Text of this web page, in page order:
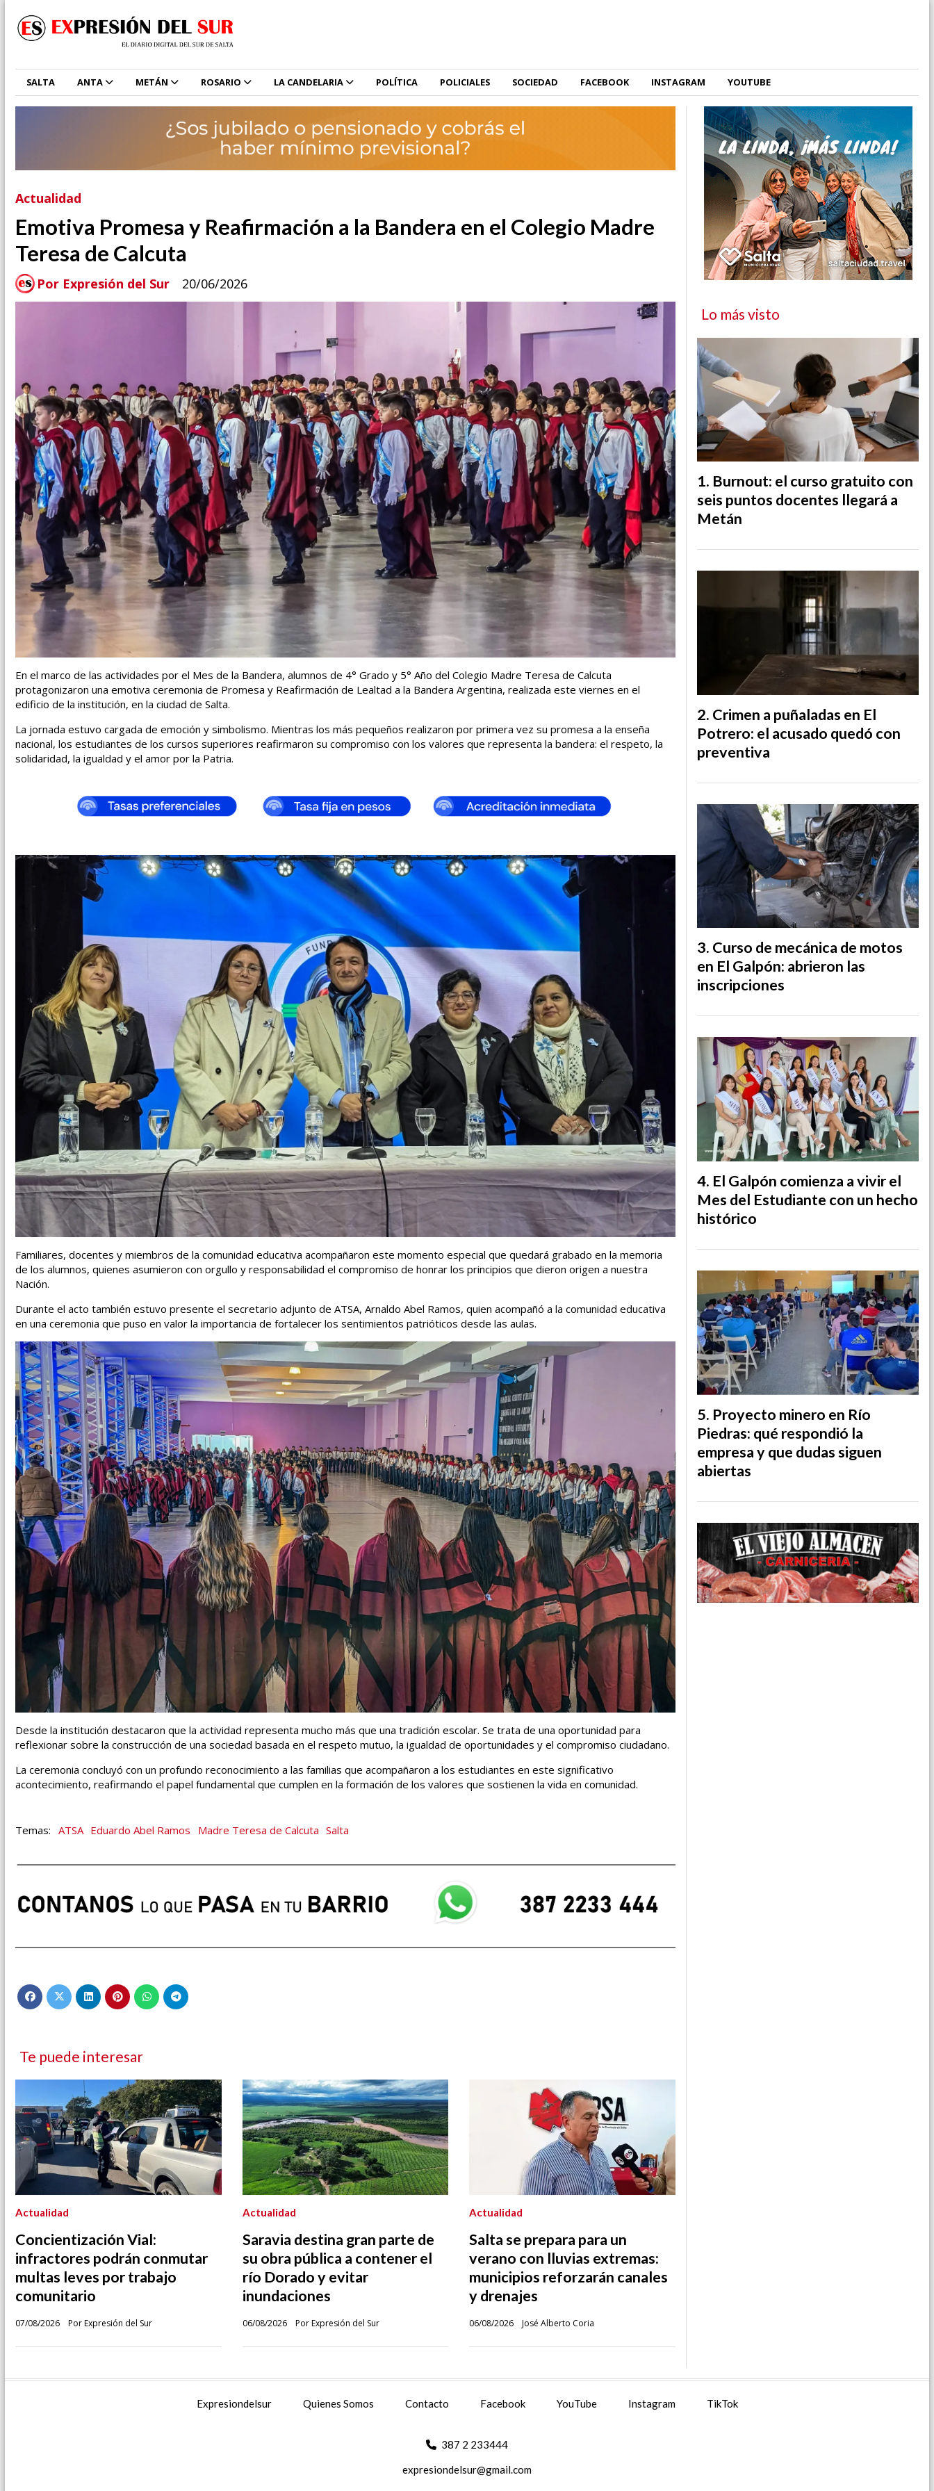
SALTA ANTA METÁN ROSARIO LA CANDELARIA POLÍTICA POLICIALES SOCIEDAD FACEBOOK INSTAGRAM YOUTUBE
Emotiva Promesa y Reafirmación a la Bandera en el Colegio Madre
Teresa de Calcuta
Actualidad
20/06/2026
Por Expresión del Sur
En el marco de las actividades por el Mes de la Bandera, alumnos de 4° Grado y 5° Año del Colegio Madre Teresa de Calcuta
protagonizaron una emotiva ceremonia de Promesa y Reafirmación de Lealtad a la Bandera Argentina, realizada este viernes en el
edificio de la institución, en la ciudad de Salta.
La jornada estuvo cargada de emoción y simbolismo. Mientras los más pequeños realizaron por primera vez su promesa a la enseña
nacional, los estudiantes de los cursos superiores reafirmaron su compromiso con los valores que representa la bandera: el respeto, la
solidaridad, la igualdad y el amor por la Patria.
Familiares, docentes y miembros de la comunidad educativa acompañaron este momento especial que quedará grabado en la memoria
de los alumnos, quienes asumieron con orgullo y responsabilidad el compromiso de honrar los principios que dieron origen a nuestra
Nación.
Durante el acto también estuvo presente el secretario adjunto de ATSA, Arnaldo Abel Ramos, quien acompañó a la comunidad educativa
en una ceremonia que puso en valor la importancia de fortalecer los sentimientos patrióticos desde las aulas.
Desde la institución destacaron que la actividad representa mucho más que una tradición escolar. Se trata de una oportunidad para
reflexionar sobre la construcción de una sociedad basada en el respeto mutuo, la igualdad de oportunidades y el compromiso ciudadano.
La ceremonia concluyó con un profundo reconocimiento a las familias que acompañaron a los estudiantes en este significativo
acontecimiento, reafirmando el papel fundamental que cumplen en la formación de los valores que sostienen la vida en comunidad.
ATSA Eduardo Abel Ramos Madre Teresa de Calcuta Salta
Te puede interesar
Concientización Vial:
infractores podrán conmutar
multas leves por trabajo
comunitario
Por Expresión del Sur
Actualidad
07/08/2026
Saravia destina gran parte de
su obra pública a contener el
río Dorado y evitar
inundaciones
Por Expresión del Sur
Actualidad
06/08/2026
Salta se prepara para un
verano con lluvias extremas:
municipios reforzarán canales
y drenajes
José Alberto Coria
Actualidad
06/08/2026
Lo más visto
Burnout: el curso gratuito con
seis puntos docentes llegará a
Metán
Crimen a puñaladas en El
Potrero: el acusado quedó con
preventiva
Curso de mecánica de motos
en El Galpón: abrieron las
inscripciones
El Galpón comienza a vivir el
Mes del Estudiante con un hecho
histórico
Proyecto minero en Río
Piedras: qué respondió la
empresa y que dudas siguen
abiertas
Expresiondelsur Quienes Somos Contacto Facebook YouTube Instagram TikTok
387 2 233444
expresiondelsur@gmail.com